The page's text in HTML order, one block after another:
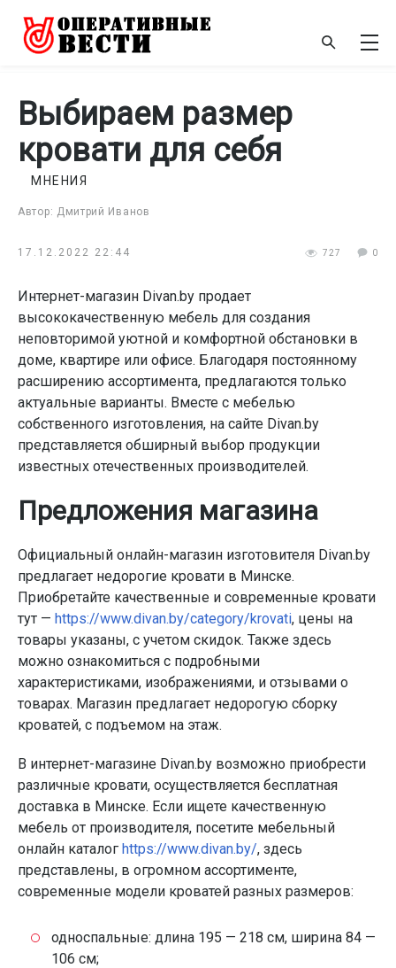
Выбираем размер
кровати для себя
Автор: Дмитрий Иванов
МНЕНИЯ
17.12.2022 22:44 727 0
Интернет-магазин Divan.by продает
высококачественную мебель для создания
неповторимой уютной и комфортной обстановки в
доме, квартире или офисе. Благодаря постоянному
расширению ассортимента, предлагаются только
актуальные варианты. Вместе с мебелью
собственного изготовления, на сайте Divan.by
представляется обширный выбор продукции
известных отечественных производителей.
Предложения магазина
Официальный онлайн-магазин изготовителя Divan.by
предлагает недорогие кровати в Минске.
Приобретайте качественные и современные кровати
тут — https://www.divan.by/category/krovati, цены на
товары указаны, с учетом скидок. Также здесь
можно ознакомиться с подробными
характеристиками, изображениями, и отзывами о
товарах. Магазин предлагает недорогую сборку
кроватей, с подъемом на этаж.
В интернет-магазине Divan.by возможно приобрести
различные кровати, осуществляется бесплатная
доставка в Минске. Если ищете качественную
мебель от производителя, посетите мебельный
онлайн каталог https://www.divan.by/, здесь
представлены, в огромном ассортименте,
современные модели кроватей разных размеров:
односпальные: длина 195 — 218 см, ширина 84 —
106 см;